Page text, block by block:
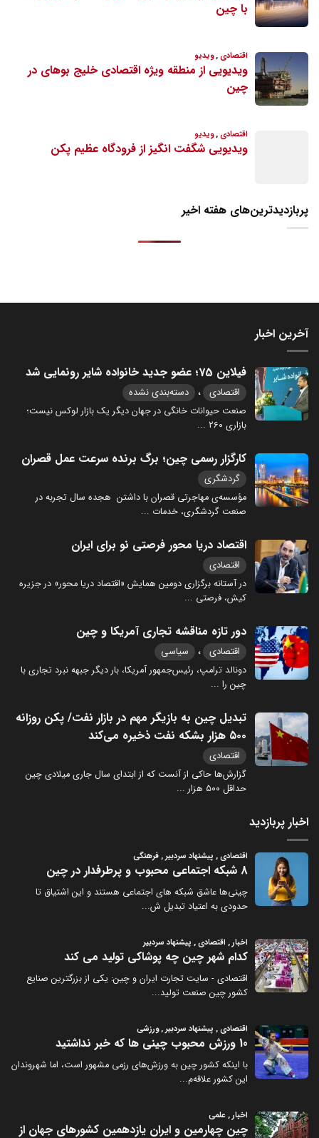
پربازدیدترین‌های هفته اخیر
آخرین اخبار
فیلاین 75؛ عضو جدید خانواده شایر رونمایی شد
اقتصادی ، دسته‌بندی نشده
صنعت حیوانات خانگی در جهان دیگر یک بازار لوکس نیست؛
بازاری ۲۶۰
...
کارگزار رسمی چین؛ برگ برنده سرعت عمل قصران
گردشگری
مؤسسه‌ی مهاجرتی قصران با داشتن هجده سال تجربه در
صنعت گردشگری، خدمات ...
اقتصاد دریا محور فرصتی نو برای ایران
اقتصادی
در آستانه برگزاری دومین همایش «اقتصاد دریا محور» در جزیره
کیش، فرصتی ...
دور تازه مناقشه تجاری آمریکا و چین
اقتصادی ، سیاسی
دونالد ترامپ، رئیس‌جمهور آمریکا، بار دیگر جبهه نبرد تجاری با
چین را ...
تبدیل چین به بازیگر مهم در بازار نفت/ پکن روزانه
۵۰۰ هزار بشکه نفت ذخیره می‌کند
اقتصادی
گزارش‌ها حاکی از آنست که از ابتدای سال جاری میلادی چین
حداقل ۵۰۰ هزار
...
اخبار پربازدید